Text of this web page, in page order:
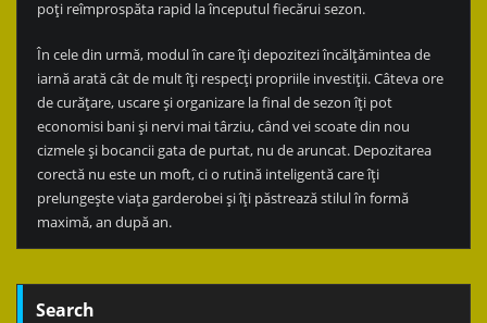
poți reîmprospăta rapid la începutul fiecărui sezon.
În cele din urmă, modul în care îți depozitezi încălțămintea de
iarnă arată cât de mult îți respecți propriile investiții. Câteva ore
de curățare, uscare și organizare la final de sezon îți pot
economisi bani și nervi mai târziu, când vei scoate din nou
cizmele și bocancii gata de purtat, nu de aruncat. Depozitarea
corectă nu este un moft, ci o rutină inteligentă care îți
prelungește viața garderobei și îți păstrează stilul în formă
maximă, an după an.
Search